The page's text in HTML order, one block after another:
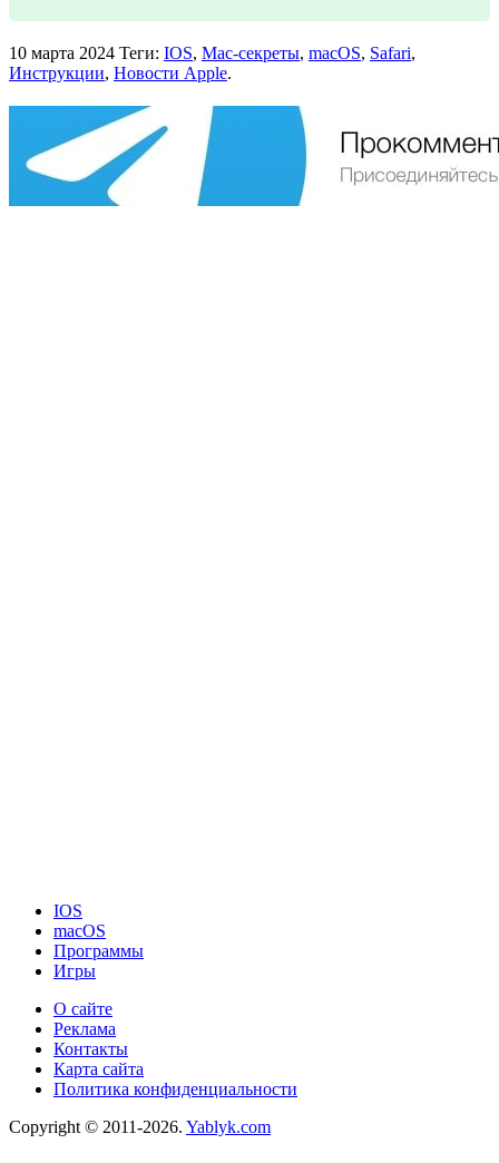
10 марта 2024 Теги: IOS, Mac-секреты, macOS, Safari,
Инструкции, Новости Apple.
IOS
macOS
Программы
Игры
О сайте
Реклама
Контакты
Карта сайта
Политика конфиденциальности
Copyright © 2011-2026. Yablyk.сom